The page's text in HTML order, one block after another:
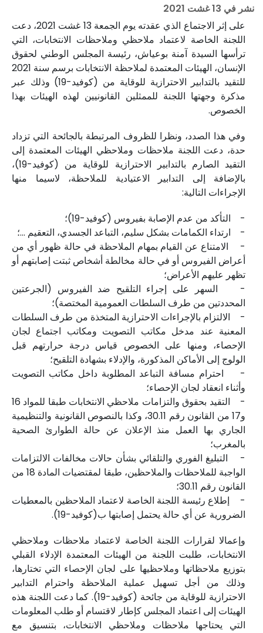
نشر في 13 غشت 2021
على إثر الاجتماع الذي عقدته يوم الجمعة 13 غشت 2021، دعت
اللجنة الخاصة لاعتماد ملاحظي وملاحظات الانتخابات، التي
ترأسها السيدة آمنة بوعياش، رئيسة المجلس الوطني لحقوق
الإنسان، الهيئات المعتمدة لملاحظة الانتخابات برسم سنة 2021
للتقيد بالتدابير الاحترازية للوقاية من (كوفيد-19) وذلك عبر
مذكرة وجهتها اللجنة للممثلين القانونيين لهذه الهيئات بهذا
الخصوص.
وفي هذا الصدد، ونظرا للظروف المرتبطة بالجائحة التي تزداد
حدة، دعت اللجنة ملاحظات وملاحظي الهيئات المعتمدة إلى
التقيد الصارم بالتدابير الاحترازية للوقاية من (كوفيد-19)،
بالإضافة إلى التدابير الاعتيادية للملاحظة، لاسيما منها
الإجراءات التالية:
- التأكد من عدم الإصابة بفيروس (كوفيد-19)؛
- ارتداء الكمامات بشكل سليم، التباعد الجسدي، التعقيم ...؛
- الامتناع عن القيام بمهام الملاحظة في حالة ظهور أي من
أعراض الفيروس أو في حالة مخالطة أشخاص ثبتت إصابتهم أو
تظهر عليهم الأعراض؛
- السهر على إجراء التلقيح ضد الفيروس (الجرعتين
المحددتين من طرف السلطات العمومية المختصة)؛
- الالتزام بالإجراءات الاحترازية المتخذة من طرف السلطات
المعنية عند مدخل مكاتب التصويت ومكاتب اجتماع لجان
الإحصاء، ومنها على الخصوص قياس درجة حرارتهم قبل
الولوج إلى الأماكن المذكورة، والإدلاء بشهادة التلقيح؛
- احترام مسافة التباعد المطلوبة داخل مكاتب التصويت
وأثناء انعقاد لجان الإحصاء؛
- التقيد بحقوق والتزامات ملاحظي الانتخابات طبقا للمواد 16
و17 من القانون رقم 30.11، وكذا بالنصوص القانونية والتنظيمية
الجاري بها العمل منذ الإعلان عن حالة الطوارئ الصحية
بالمغرب؛
- التبليغ الفوري والتلقائي بشأن حالات مخالفات الالتزامات
الواجبة للملاحظات والملاحظين، طبقا لمقتضيات المادة 18 من
القانون رقم 30.11؛
- إطلاع رئيسة اللجنة الخاصة لاعتماد الملاحظين بالمعطيات
الضرورية عن أي حالة يحتمل إصابتها ب(كوفيد-19).
وإعمالا لقرارات اللجنة الخاصة لاعتماد ملاحظات وملاحظي
الانتخابات، طلبت اللجنة من الهيئات المعتمدة الإدلاء القبلي
بتوزيع ملاحظاتها وملاحظيها على لجان الإحصاء التي تختارها،
وذلك من أجل تسهيل عملية الملاحظة واحترام التدابير
الاحترازية للوقاية من جائحة (كوفيد-19). كما دعت اللجنة هذه
الهيئات إلى اعتماد المجلس كإطار لاقتسام أو طلب المعلومات
التي يحتاجها ملاحظات وملاحظي الانتخابات، بتنسيق مع